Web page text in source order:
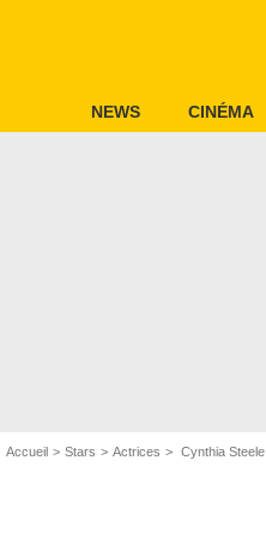
NEWS CINÉMA
Accueil Stars Actrices Cynthia Steele